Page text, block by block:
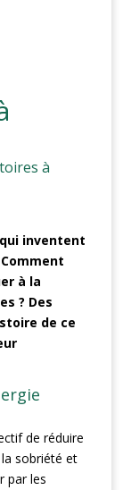
à
inventent
à la
? Des
de ce
de réduire
sobriété et
par les